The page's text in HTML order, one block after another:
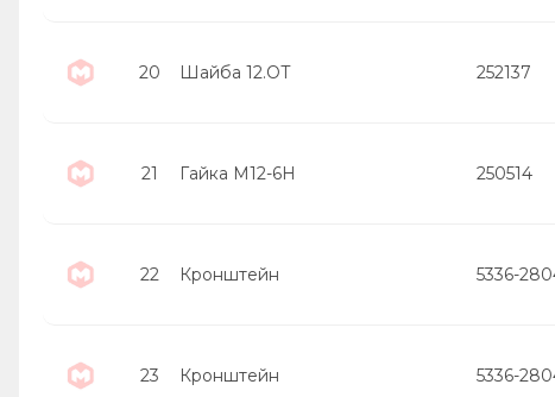
20 Шайба 12.ОТ 252137
21 Гайка М12-6Н 250514
22 Кронштейн 5336-
23 Кронштейн 5336-